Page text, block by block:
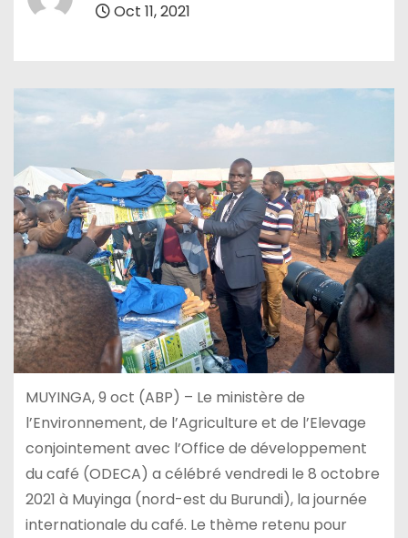
Oct 11, 2021
MUYINGA, 9 oct (ABP) – Le ministère de
l’Environnement, de l’Agriculture et de l’Elevage
conjointement avec l’Office de développement
du café (ODECA) a célébré vendredi le 8 octobre
2021 à Muyinga (nord-est du Burundi), la journée
internationale du café. Le thème retenu pour